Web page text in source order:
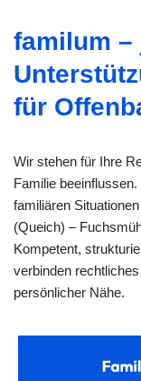
familum
für
Wir stehen für Ihre
Familie
familiären
(Queich) –
Kompetent,
verbinden
persönlicher Nähe.